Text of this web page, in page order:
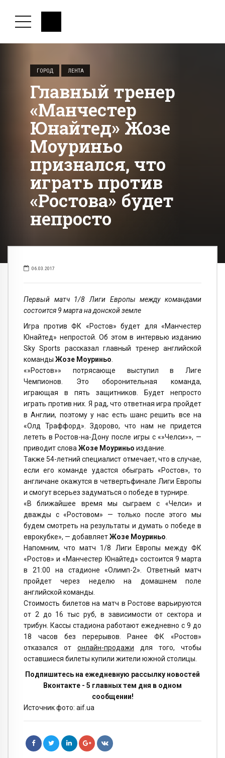
ГОРОД ЛЕНТА
Главный тренер
«Манчестер
Юнайтед» Жозе
Моуриньо
признался, что
играть против
«Ростова» будет
непросто
06.03.2017
Первый матч 1/8 Лиги Европы между командами
состоится 9 марта на донской земле
Игра против ФК «Ростов» будет для «Манчестер
Юнайтед» непростой. Об этом в интервью изданию
Sky Sports рассказал главный тренер английской
команды Жозе Моуриньо.
«»Ростов»» потрясающе выступил в Лиге
Чемпионов. Это оборонительная команда,
играющая в пять защитников. Будет непросто
играть против них. Я рад, что ответная игра пройдет
в Англии, поэтому у нас есть шанс решить все на
«Олд Траффорд». Здорово, что нам не придется
лететь в Ростов-на-Дону после игры с «»Челси»», —
приводит словаЖозе Моуриньо издание.
Также 54-летний специалист отмечает, что в случае,
если его команде удастся обыграть «Ростов», то
англичане окажутся в четвертьфинале Лиги Европы
и смогут всерьез задуматься о победе в турнире.
«В ближайшее время мы сыграем с «Челси» и
дважды с «Ростовом» — только после этого мы
будем смотреть на результаты и думать о победе в
еврокубке», — добавляетЖозе Моуриньо.
Напомним, что матч 1/8 Лиги Европы между ФК
«Ростов» и «Манчестер Юнайтед» состоится 9 марта
в 21:00 на стадионе «Олимп-2». Ответный матч
пройдет через неделю на домашнем поле
английской команды.
Стоимость билетов на матч в Ростове варьируются
от 2 до 16 тыс руб, в зависимости от сектора и
трибун. Кассы стадиона работают ежедневно с 9 до
18 часов без перерывов. Ранее ФК «Ростов»
отказался от онлайн-продажи для того, чтобы
оставшиеся билеты купили жители южной столицы.
Подпишитесь на ежедневную рассылку новостей
Вконтакте - 5 главных тем дня в одном
сообщении!
Источник фото: aif.ua